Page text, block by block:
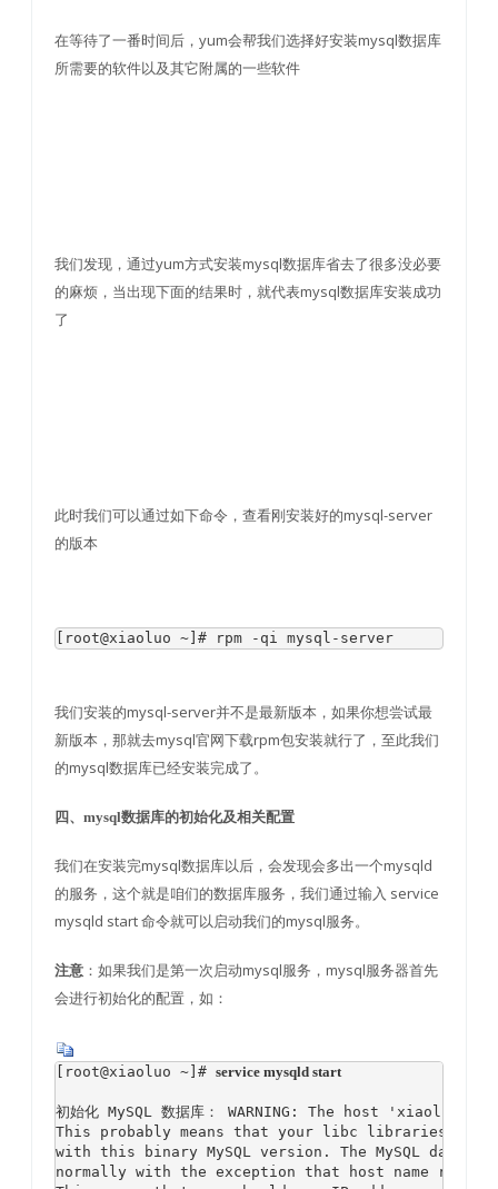
在等待了一番时间后，yum会帮我们选择好安装mysql数据库
所需要的软件以及其它附属的一些软件
我们发现，通过yum方式安装mysql数据库省去了很多没必要
的麻烦，当出现下面的结果时，就代表mysql数据库安装成功
了
此时我们可以通过如下命令，查看刚安装好的mysql-server
的版本
[root@xiaoluo ~]# rpm -qi mysql-server
我们安装的mysql-server并不是最新版本，如果你想尝试最
新版本，那就去mysql官网下载rpm包安装就行了，至此我们
的mysql数据库已经安装完成了。
四、mysql数据库的初始化及相关配置
我们在安装完mysql数据库以后，会发现会多出一个mysqld
的服务，这个就是咱们的数据库服务，我们通过输入 service
mysqld start 命令就可以启动我们的mysql服务。
注意 ：如果我们是第一次启动mysql服务，mysql服务器首先
会进行初始化的配置，如：
[root@xiaoluo ~]# service mysqld start
初始化 MySQL 数据库： WARNING: The host
This probably means that your libc libraries are
with this binary MySQL version. The MySQL
normally with the exception that host name